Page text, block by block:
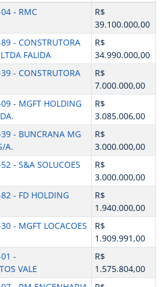
- RMC
R$
39.100.000,00
- CONSTRUTORA
FALIDA
R$
34.990.000,00
- CONSTRUTORA
R$
7.000.000,00
- MGFT HOLDING
R$
3.085.006,00
- BUNCRANA MG
A.
R$
3.000.000,00
- S&A SOLUCOES
R$
3.000.000,00
- FD HOLDING
R$
1.940.000,00
- MGFT LOCACOES
R$
1.909.991,00
-
VALE
R$
1.575.804,00